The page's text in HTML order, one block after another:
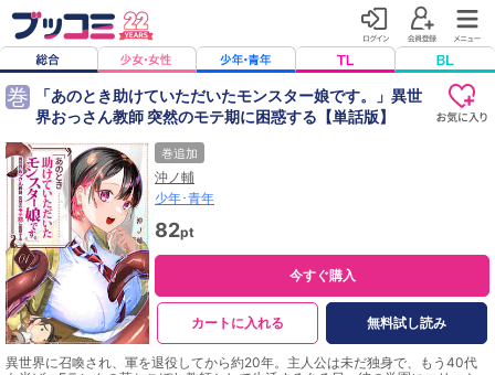
巻
「あのとき助けていただいたモンスター娘です。」異世
界おっさん教師 突然のモテ期に困惑する【単話版】
巻追加
沖ノ輔
少年･青年
82pt
今すぐ購入
カートに入れる 無料試し読み
異世界に召喚され、軍を退役してから約20年。主人公は未だ独身で、もう40代